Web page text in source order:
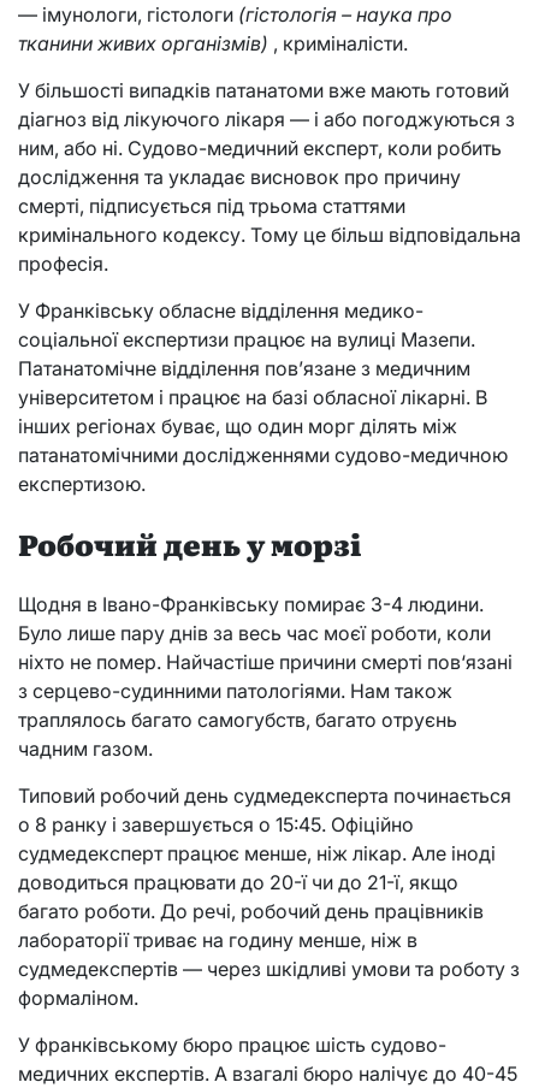
— імунологи, гістологи (гістологія – наука про
тканини живих організмів) , криміналісти.
У більшості випадків патанатоми вже мають готовий
діагноз від лікуючого лікаря — і або погоджуються з
ним, або ні. Судово-медичний експерт, коли робить
дослідження та укладає висновок про причину
смерті, підписується під трьома статтями
кримінального кодексу. Тому це більш відповідальна
професія.
У Франківську обласне відділення медико-
соціальної експертизи працює на вулиці Мазепи.
Патанатомічне відділення пов’язане з медичним
університетом і працює на базі обласної лікарні. В
інших регіонах буває, що один морг ділять між
патанатомічними дослідженнями судово-медичною
експертизою.
Робочий день у морзі
Щодня в Івано-Франківську помирає 3-4 людини.
Було лише пару днів за весь час моєї роботи, коли
ніхто не помер. Найчастіше причини смерті пов‘язані
з серцево-судинними патологіями. Нам також
траплялось багато самогубств, багато отруєнь
чадним газом.
Типовий робочий день судмедексперта починається
о 8 ранку і завершується о 15:45. Офіційно
судмедексперт працює менше, ніж лікар. Але іноді
доводиться працювати до 20-ї чи до 21-ї, якщо
багато роботи. До речі, робочий день працівників
лабораторії триває на годину менше, ніж в
судмедекспертів — через шкідливі умови та роботу з
формаліном.
У франківському бюро працює шість судово-
медичних експертів. А взагалі бюро налічує до 40-45